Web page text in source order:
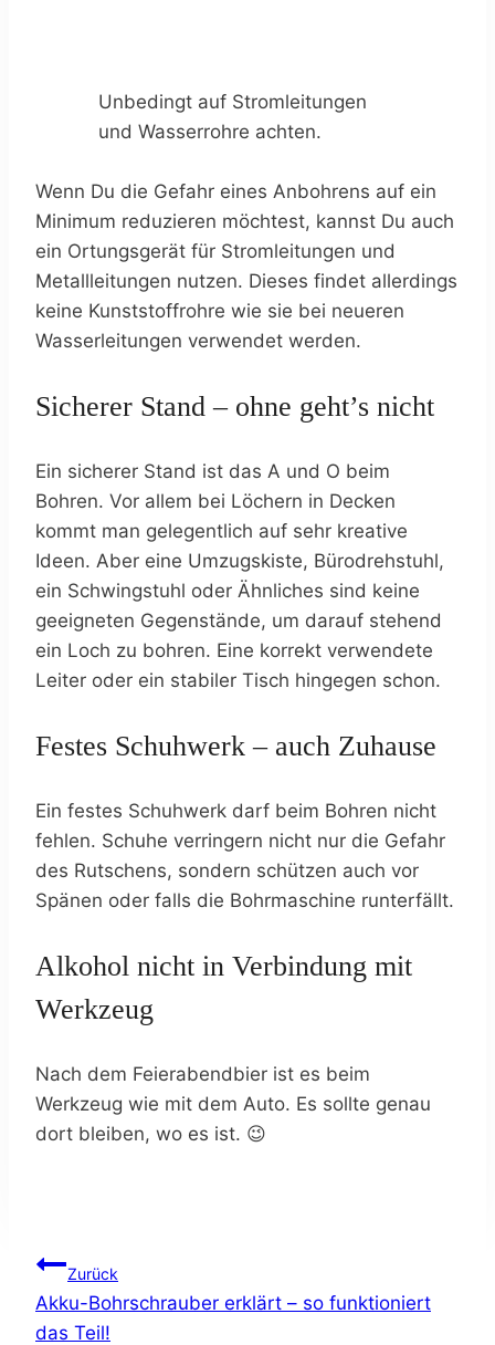
Unbedingt auf Stromleitungen
und Wasserrohre achten.
Wenn Du die Gefahr eines Anbohrens auf ein
Minimum reduzieren möchtest, kannst Du auch
ein Ortungsgerät für Stromleitungen und
Metallleitungen nutzen. Dieses findet allerdings
keine Kunststoffrohre wie sie bei neueren
Wasserleitungen verwendet werden.
Sicherer Stand – ohne geht’s nicht
Ein sicherer Stand ist das A und O beim
Bohren. Vor allem bei Löchern in Decken
kommt man gelegentlich auf sehr kreative
Ideen. Aber eine Umzugskiste, Bürodrehstuhl,
ein Schwingstuhl oder Ähnliches sind keine
geeigneten Gegenstände, um darauf stehend
ein Loch zu bohren. Eine korrekt verwendete
Leiter oder ein stabiler Tisch hingegen schon.
Festes Schuhwerk – auch Zuhause
Ein festes Schuhwerk darf beim Bohren nicht
fehlen. Schuhe verringern nicht nur die Gefahr
des Rutschens, sondern schützen auch vor
Spänen oder falls die Bohrmaschine runterfällt.
Alkohol nicht in Verbindung mit
Werkzeug
Nach dem Feierabendbier ist es beim
Werkzeug wie mit dem Auto. Es sollte genau
dort bleiben, wo es ist. 😉
Beitragsnavigation
Zurück
Akku-Bohrschrauber erklärt – so funktioniert
das Teil!